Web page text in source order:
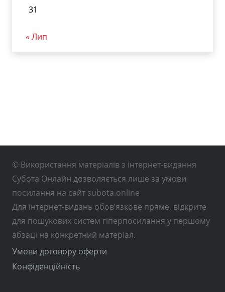
31
« Лип
© Використання матеріалів з інтернет-видання
Субота Онлайн дозволяється лише за умови
посилання на сайт subota.online
Для інтернет-видань обов’язкове пряме, відкрите
для пошукових систем гіперпосилання у першому
абзаці на конкретний матеріал.
Умови договору оферти
Конфіденційність